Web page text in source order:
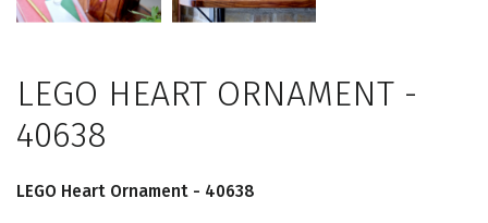
LEGO HEART ORNAMENT -
40638
LEGO Heart Ornament - 40638